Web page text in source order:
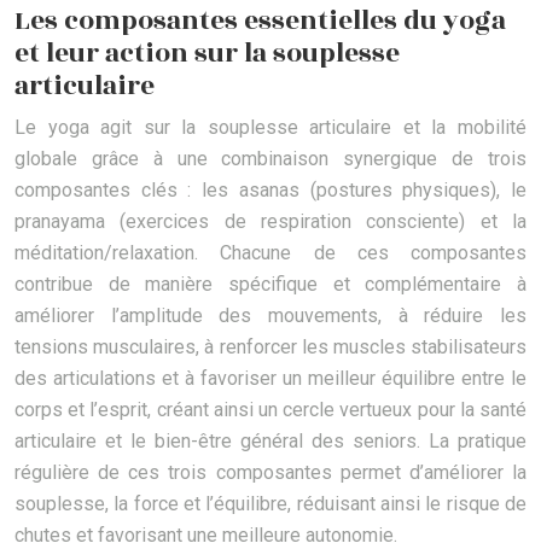
Les composantes essentielles du yoga
et leur action sur la souplesse
articulaire
Le yoga agit sur la souplesse articulaire et la mobilité
globale grâce à une combinaison synergique de trois
composantes clés : les asanas (postures physiques), le
pranayama (exercices de respiration consciente) et la
méditation/relaxation. Chacune de ces composantes
contribue de manière spécifique et complémentaire à
améliorer l’amplitude des mouvements, à réduire les
tensions musculaires, à renforcer les muscles stabilisateurs
des articulations et à favoriser un meilleur équilibre entre le
corps et l’esprit, créant ainsi un cercle vertueux pour la santé
articulaire et le bien-être général des seniors. La pratique
régulière de ces trois composantes permet d’améliorer la
souplesse, la force et l’équilibre, réduisant ainsi le risque de
chutes et favorisant une meilleure autonomie.